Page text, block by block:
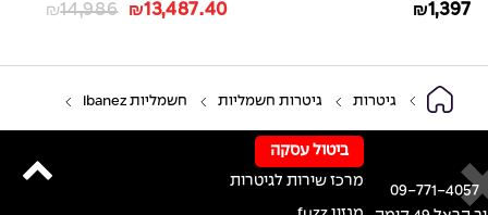
₪1,397
₪14,986 ₪13,487.40
גיטרות גיטרות חשמליות חשמליות Ibanez
09-771-4057
ביטול עסקה
מרכז שירות לגיטרות